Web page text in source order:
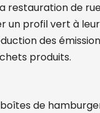
restauration de
profil vert à
des
produits.
de